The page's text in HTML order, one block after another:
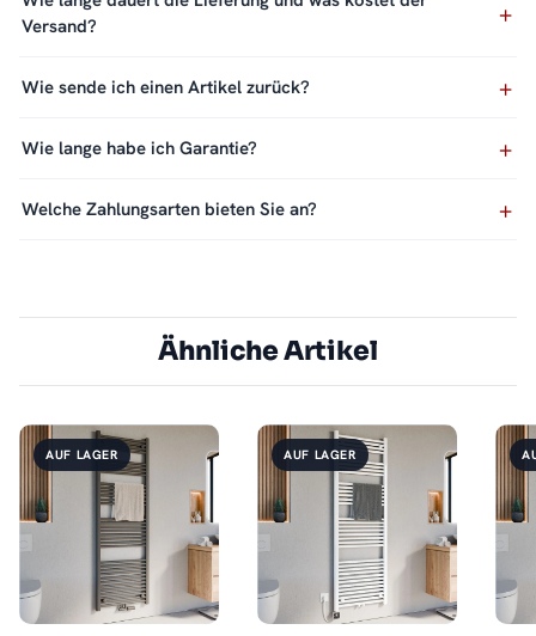
Versand?
Wie sende ich einen Artikel zurück?
Wie lange habe ich Garantie?
Welche Zahlungsarten bieten Sie an?
Ähnliche Artikel
AUF LAGER AUF LAGER